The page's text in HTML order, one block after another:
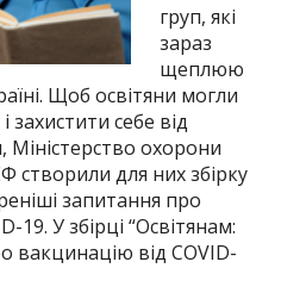
груп, які
зараз
щеплюю
Щоб освітяни могли
захистити себе від
Міністерство охорони
створили для них збірку
запитання про
У збірці “Освітянам:
вакцинацію від COVID-